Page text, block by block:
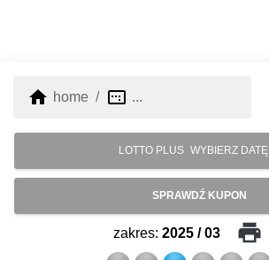
home home image_aspect_ratio ...
LOTTO PLUS WYBIERZ DATĘ
SPRAWDŹ KUPON
zakres: 2025 / 03 print